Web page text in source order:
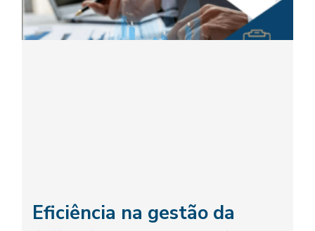
Eficiência na gestão da